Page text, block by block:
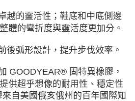
越的靈活性；鞋底和中底側邊
體的彎折度與靈活度更加分。
後弧形設計，提升步伐效率。
GOODYEAR® 固特異橡膠，
供超乎想像的耐用性、穩定性
自美國俄亥俄州的百年國際知